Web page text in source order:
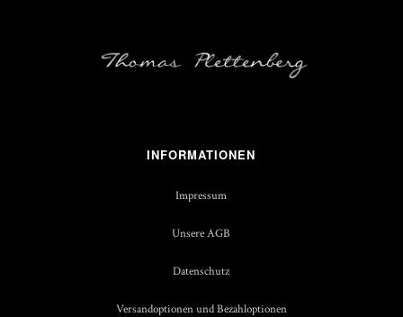
INFORMATIONEN
Impressum
Unsere AGB
Datenschutz
Versandoptionen und Bezahloptionen